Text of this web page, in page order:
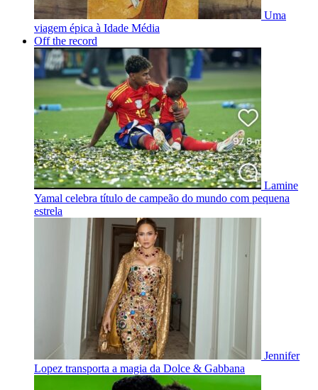
Uma
viagem épica à Idade Média
Off the record
Lamine
Yamal celebra título de campeão do mundo com pequena
estrela
Jennifer
Lopez transporta a magia da Dolce & Gabbana